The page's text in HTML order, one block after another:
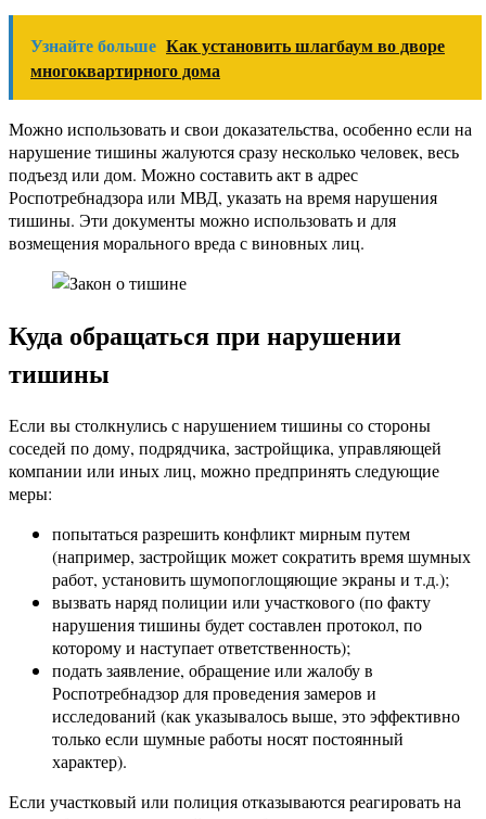
Узнайте больше Как установить шлагбаум во дворе
многоквартирного дома
Можно использовать и свои доказательства, особенно если на
нарушение тишины жалуются сразу несколько человек, весь
подъезд или дом. Можно составить акт в адрес
Роспотребнадзора или МВД, указать на время нарушения
тишины. Эти документы можно использовать и для
возмещения морального вреда с виновных лиц.
Куда обращаться при нарушении
тишины
Если вы столкнулись с нарушением тишины со стороны
соседей по дому, подрядчика, застройщика, управляющей
компании или иных лиц, можно предпринять следующие
меры:
попытаться разрешить конфликт мирным путем
(например, застройщик может сократить время шумных
работ, установить шумопоглощяющие экраны и т.д.);
вызвать наряд полиции или участкового (по факту
нарушения тишины будет составлен протокол, по
которому и наступает ответственность);
подать заявление, обращение или жалобу в
Роспотребнадзор для проведения замеров и
исследований (как указывалось выше, это эффективно
только если шумные работы носят постоянный
характер).
Если участковый или полиция отказываются реагировать на